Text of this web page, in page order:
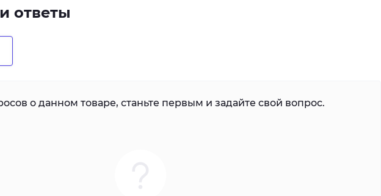
ответы
о данном товаре, станьте первым и задайте свой вопрос.